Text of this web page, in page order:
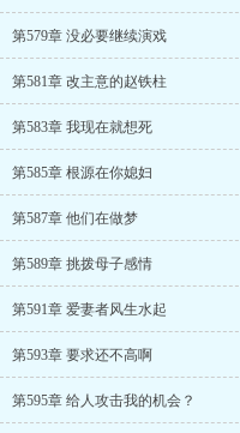
第579章 没必要继续演戏
第581章 改主意的赵铁柱
第583章 我现在就想死
第585章 根源在你媳妇
第587章 他们在做梦
第589章 挑拨母子感情
第591章 爱妻者风生水起
第593章 要求还不高啊
第595章 给人攻击我的机会？